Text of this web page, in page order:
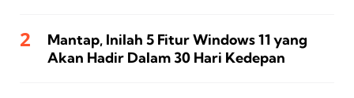
Mantap, Inilah 5 Fitur Windows 11 yang
Akan Hadir Dalam 30 Hari Kedepan